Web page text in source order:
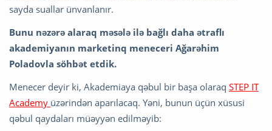
sayda suallar ünvanlanır.
Bunu nəzərə alaraq məsələ ilə bağlı daha ətraflı
akademiyanın marketinq meneceri Ağarəhim
Poladovla söhbət etdik.
Menecer deyir ki, Akademiaya qəbul bir başa olaraq STEP IT
Academy üzərindən aparılacaq. Yəni, bunun üçün xüsusi
qəbul qaydaları müəyyən edilməyib: